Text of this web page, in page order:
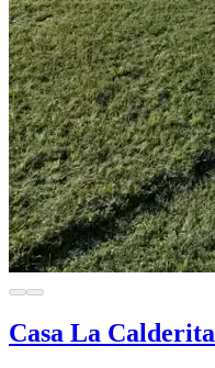
Casa La Calderita